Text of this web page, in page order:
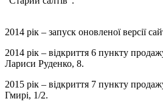
2014 рік – запуск оновленої версії
2014 рік – відкриття 6 пункту
Лариси Руденко, 8.
2015 рік – відкриття 7 пункту
Гмирі, 1/2.